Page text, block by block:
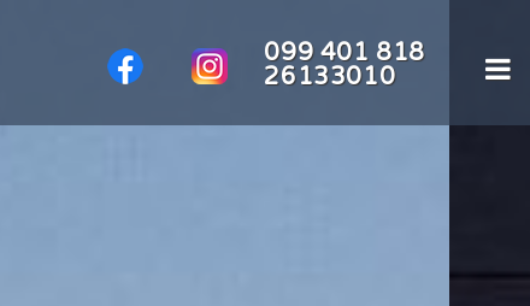
099 401 818
26133010